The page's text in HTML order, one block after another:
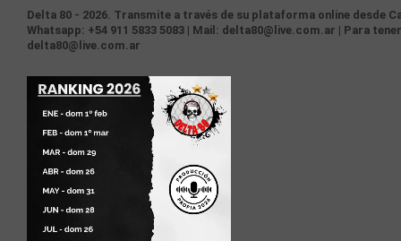
Delta 80 - 2026. Transmite a través de su plataforma online desde
Whatsapp: +54 911 5833 5083 | Mail: delta80@live.com.ar | Para
delta80@live.com.ar